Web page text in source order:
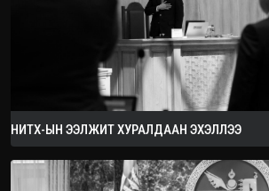
НИТХ-ЫН ЭЭЛЖИТ ХУРАЛДААН ЭХЭЛЛЭЭ